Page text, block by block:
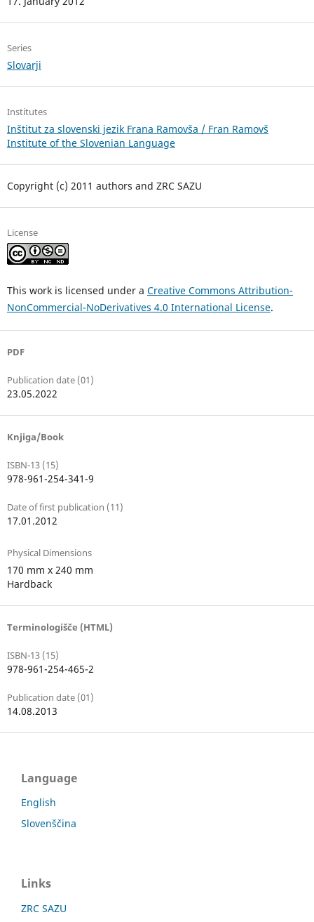
Series
Slovarji
Institutes
Inštitut za slovenski jezik Frana Ramovša / Fran Ramovš
Institute of the Slovenian Language
Copyright (c) 2011 authors and ZRC SAZU
License
This work is licensed under a Creative Commons Attribution-
NonCommercial-NoDerivatives 4.0 International License.
PDF
Publication date (01)
23.05.2022
Knjiga/Book
ISBN-13 (15)
978-961-254-341-9
Date of first publication (11)
17.01.2012
Physical Dimensions
170 mm x 240 mm
Hardback
Terminologišče (HTML)
ISBN-13 (15)
978-961-254-465-2
Publication date (01)
14.08.2013
Language
English
Slovenščina
Links
ZRC SAZU